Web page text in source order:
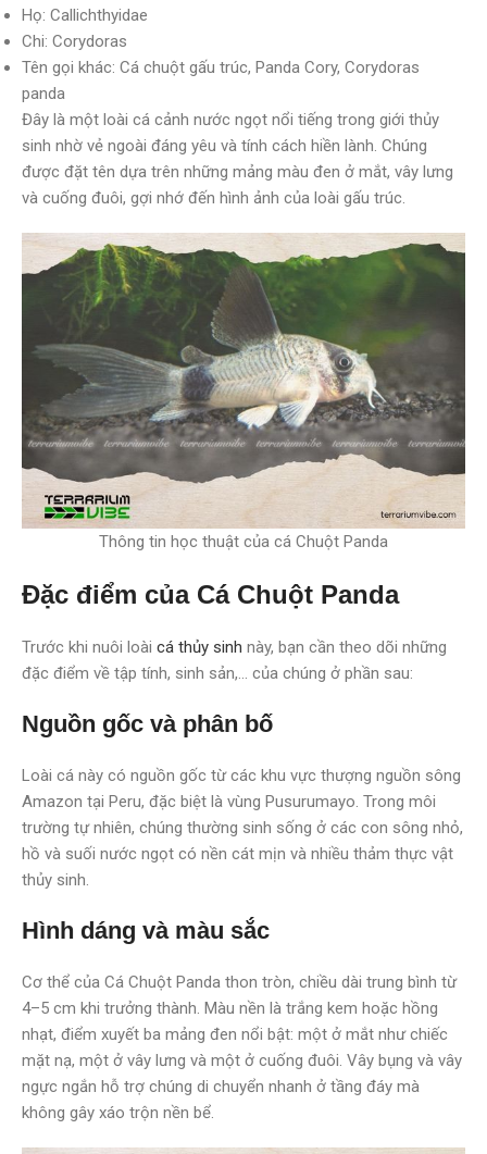
Họ: Callichthyidae
Chi: Corydoras
Tên gọi khác: Cá chuột gấu trúc, Panda Cory, Corydoras
panda
Đây là một loài cá cảnh nước ngọt nổi tiếng trong giới thủy
sinh nhờ vẻ ngoài đáng yêu và tính cách hiền lành. Chúng
được đặt tên dựa trên những mảng màu đen ở mắt, vây lưng
và cuống đuôi, gợi nhớ đến hình ảnh của loài gấu trúc.
Thông tin học thuật của cá Chuột Panda
Đặc điểm của Cá Chuột Panda
Trước khi nuôi loài cá thủy sinh này, bạn cần theo dõi những
đặc điểm về tập tính, sinh sản,… của chúng ở phần sau:
Nguồn gốc và phân bố
Loài cá này có nguồn gốc từ các khu vực thượng nguồn sông
Amazon tại Peru, đặc biệt là vùng Pusurumayo. Trong môi
trường tự nhiên, chúng thường sinh sống ở các con sông nhỏ,
hồ và suối nước ngọt có nền cát mịn và nhiều thảm thực vật
thủy sinh.
Hình dáng và màu sắc
Cơ thể của Cá Chuột Panda thon tròn, chiều dài trung bình từ
4–5 cm khi trưởng thành. Màu nền là trắng kem hoặc hồng
nhạt, điểm xuyết ba mảng đen nổi bật: một ở mắt như chiếc
mặt nạ, một ở vây lưng và một ở cuống đuôi. Vây bụng và vây
ngực ngắn hỗ trợ chúng di chuyển nhanh ở tầng đáy mà
không gây xáo trộn nền bể.